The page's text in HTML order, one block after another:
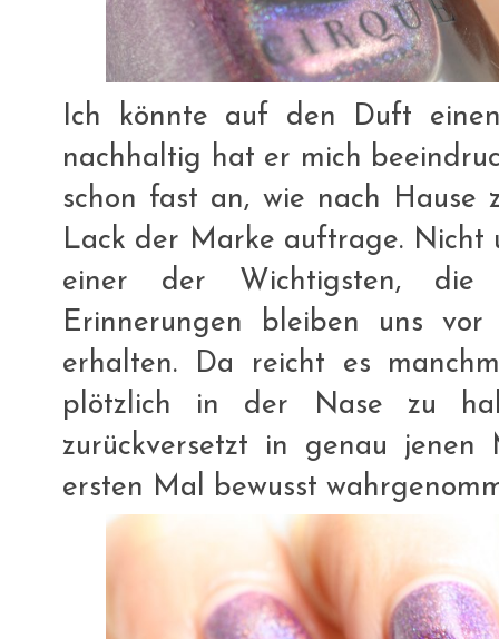
Ich könnte auf den Duft
nachhaltig hat er mich
schon fast an, wie nach Hause
Lack der Marke auftrage. Nicht
einer der Wichtigsten,
Erinnerungen bleiben uns
erhalten. Da reicht es
plötzlich in der Nase zu
zurückversetzt in genau
ersten Mal bewusst